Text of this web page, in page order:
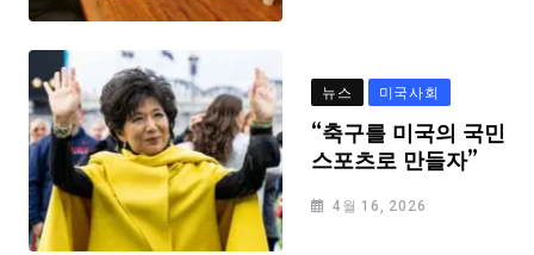
뉴스 미국사회
“축구를 미국의 국민
스포츠로 만들자”
4월 16, 2026